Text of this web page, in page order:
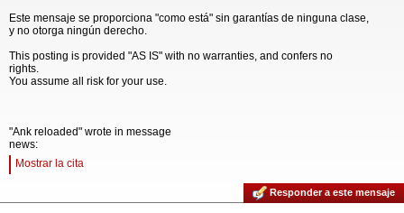
Este mensaje se proporciona "como está" sin garantías de ninguna clase,
y no otorga ningún derecho.
This posting is provided "AS IS" with no warranties, and confers no
rights.
You assume all risk for your use.
"Ank reloaded" wrote in message
news:
Mostrar la cita
Responder a este mensaje